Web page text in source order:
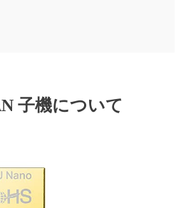
子機について